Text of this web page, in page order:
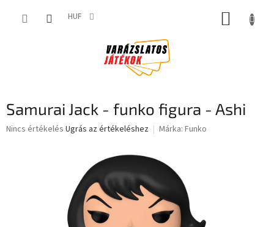
HUF KOSÁR
Samurai Jack - funko figura - Ashi
A
Nincs értékelés Ugrás az értékeléshez Márka: Funko